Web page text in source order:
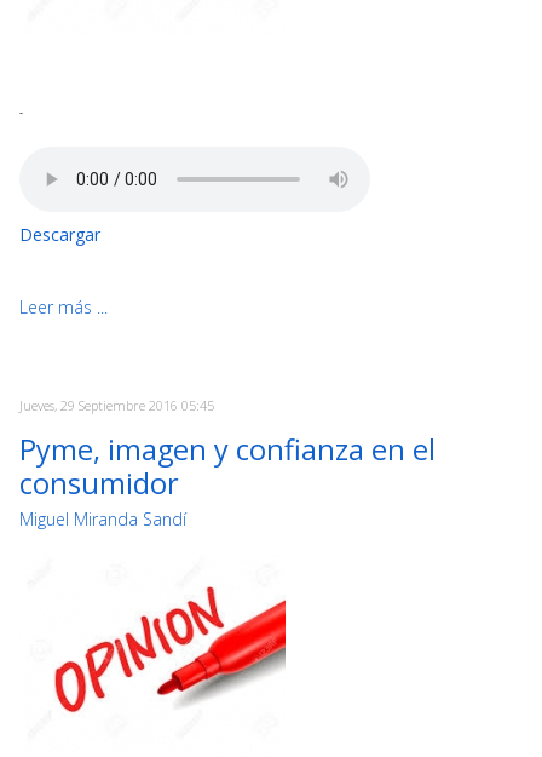
-
Descargar
Leer más ...
Jueves, 29 Septiembre 2016 05:45
Pyme, imagen y confianza en el
consumidor
Miguel Miranda Sandí